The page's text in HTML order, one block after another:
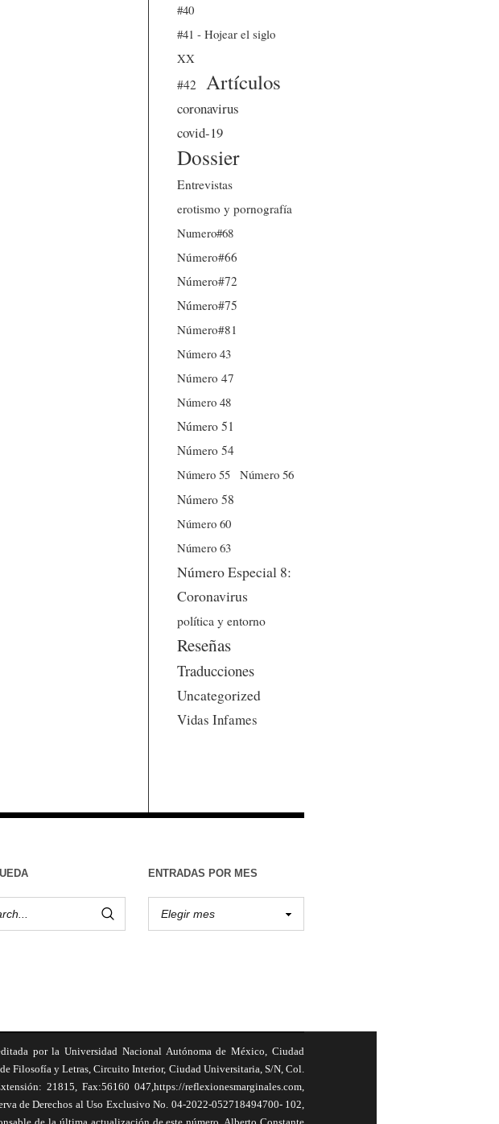
#40
#41 - Hojear el siglo
XX
#42
Artículos
coronavirus
covid-19
Dossier
Entrevistas
erotismo y pornografía
Numero#68
Número#66
Número#72
Número#75
Número#81
Número 43
Número 47
Número 48
Número 51
Número 54
Número 55
Número 56
Número 58
Número 60
Número 63
Número Especial 8:
Coronavirus
política y entorno
Reseñas
Traducciones
Uncategorized
Vidas Infames
ENTRADAS POR MES
por la Universidad Nacional Autónoma de México, Ciudad
Filosofía y Letras, Circuito Interior, Ciudad Universitaria, S/N, Col.
21815, Fax:56160 047,https://reflexionesmarginales.com,
de Derechos al Uso Exclusivo No. 04-2022-052718494700- 102,